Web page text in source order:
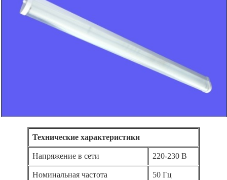
Технические характеристики
Напряжение в сети 220-230 В
Номинальная частота 50 Гц